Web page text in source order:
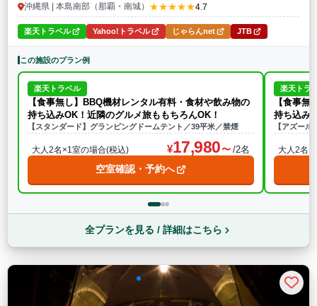
沖縄県 | 本島南部（那覇・南城） ★★★★★4.7
楽天トラベル Yahoo!トラベル じゃらんnet JTB
この施設のプラン例
楽天トラベル
【食事無し】BBQ機材レンタル有料・食材や飲み物の
持ち込みOK！近隣のグルメ旅ももちろんOK！
【スタンダード】グランピングドームテント／39平米／禁煙
大人2名×1室の場合(税込) 17,980 /2名
空室確認・予約へ
楽天トラ
【食事
持ち込み
【アズー
大人2名
全プランを見る / 詳細はこちら